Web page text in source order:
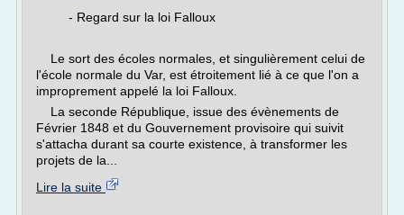
- Regard sur la loi Falloux
Le sort des écoles normales, et singulièrement celui de
l'école normale du Var, est étroitement lié à ce que l'on a
improprement appelé la loi Falloux.
La seconde République, issue des évènements de
Février 1848 et du Gouvernement provisoire qui suivit
s'attacha durant sa courte existence, à transformer les
projets de la...
Lire la suite